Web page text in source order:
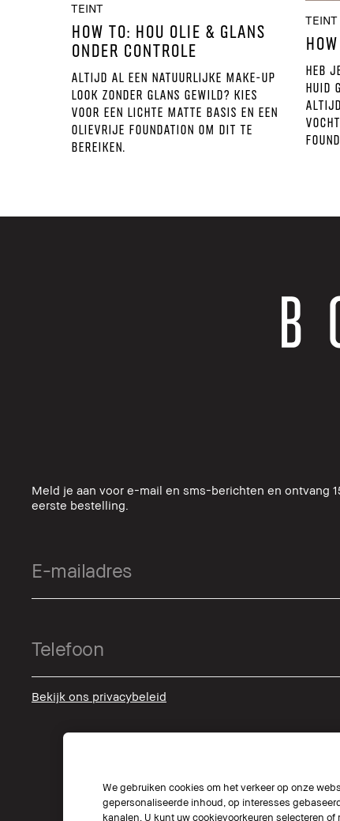
TEINT
HOW TO: HOU OLIE & GLANS
ONDER CONTROLE
Altijd al een natuurlijke make-up
look zonder glans gewild? kies
voor een lichte matte basis en een
olievrije foundation om dit te
bereiken.
TEINT
Heb
huid
Meld je aan voor e-mail en sms-berichten en ontvang
eerste bestelling.
Bekijk ons privacybeleid
We gebruiken cookies om het verkeer op onze
gepersonaliseerde inhoud, op interesses
kanalen. U kunt uw cookievoorkeuren selecteren